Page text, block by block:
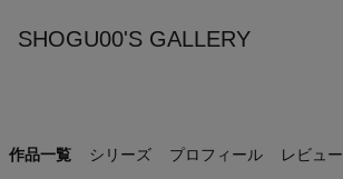
SHOGU00'S GALLERY
作品一覧 シリーズ プロフィール レビュー